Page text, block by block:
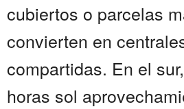
cubiertos o parcelas
convierten en
compartidas. En el
horas sol